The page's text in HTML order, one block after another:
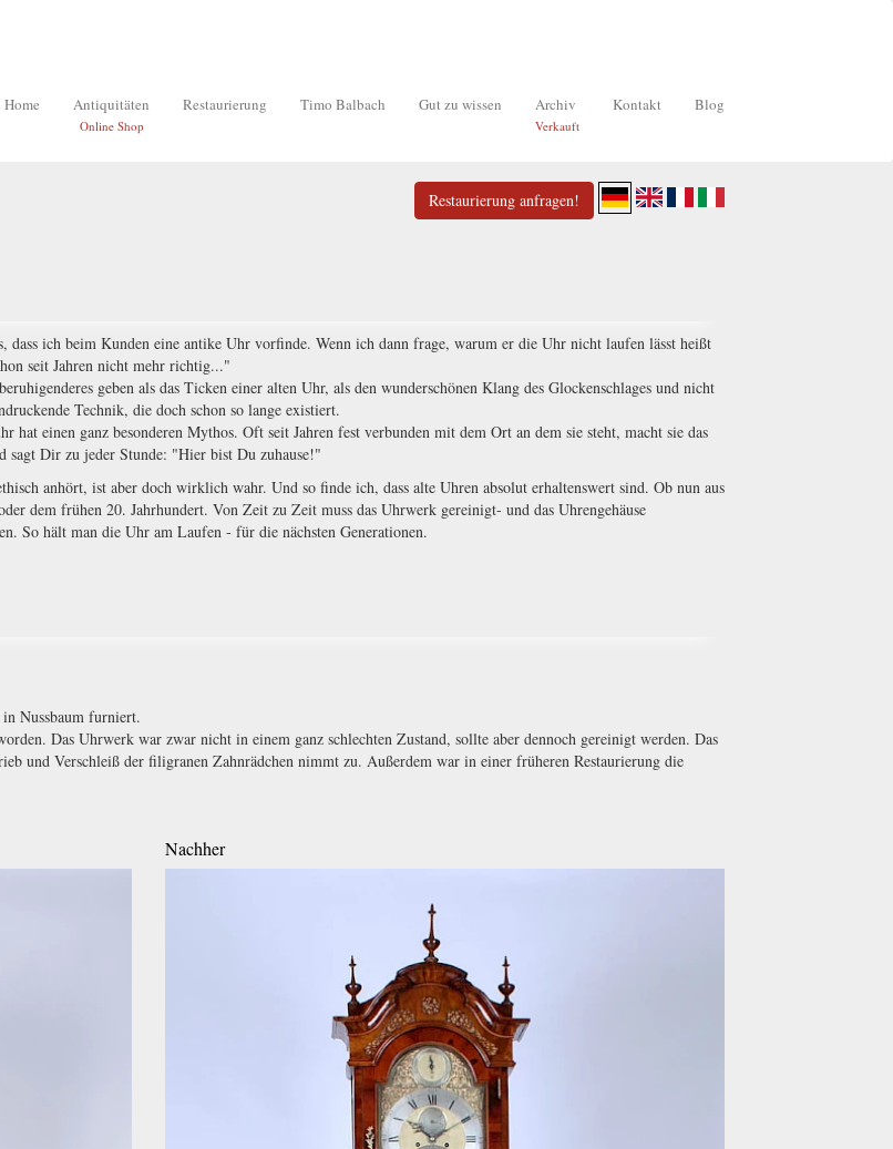
Home Antiquitäten
Online Shop
Restaurierung Timo Balbach Gut zu wissen Archiv
Verkauft
Kontakt Blog
Restaurierung anfragen!
dass ich beim Kunden eine antike Uhr vorfinde. Wenn ich dann frage, warum er die Uhr nicht laufen lässt heißt
seit Jahren nicht mehr richtig..."
geben als das Ticken einer alten Uhr, als den wunderschönen Klang des Glockenschlages und nicht
Technik, die doch schon so lange existiert.
hat einen ganz besonderen Mythos. Oft seit Jahren fest verbunden mit dem Ort an dem sie steht, macht sie das
sagt Dir zu jeder Stunde: "Hier bist Du zuhause!"
anhört, ist aber doch wirklich wahr. Und so finde ich, dass alte Uhren absolut erhaltenswert sind. Ob nun aus
dem frühen 20. Jahrhundert. Von Zeit zu Zeit muss das Uhrwerk gereinigt- und das Uhrengehäuse
So hält man die Uhr am Laufen - für die nächsten Generationen.
Nussbaum furniert.
Das Uhrwerk war zwar nicht in einem ganz schlechten Zustand, sollte aber dennoch gereinigt werden. Das
und Verschleiß der filigranen Zahnrädchen nimmt zu. Außerdem war in einer früheren Restaurierung die
Nachher